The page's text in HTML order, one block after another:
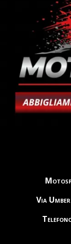
Via